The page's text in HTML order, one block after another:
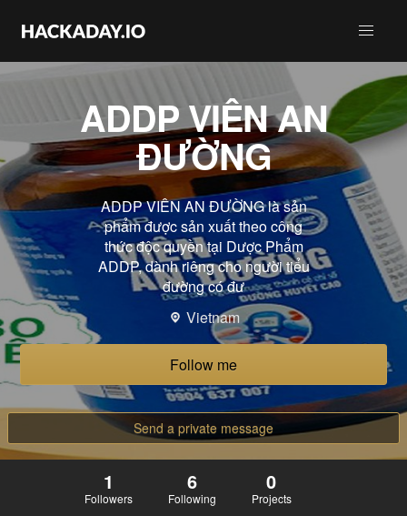
ADDP VIÊN AN
ĐƯỜNG
ADDP VIÊN AN ĐƯỜNG là sản
phẩm được sản xuất theo công
thức độc quyền tại Dược Phẩm
ADDP, dành riêng cho người tiểu
đường có đư
Vietnam
Follow me
Send a private message
1
Followers
6
Following
0
Projects